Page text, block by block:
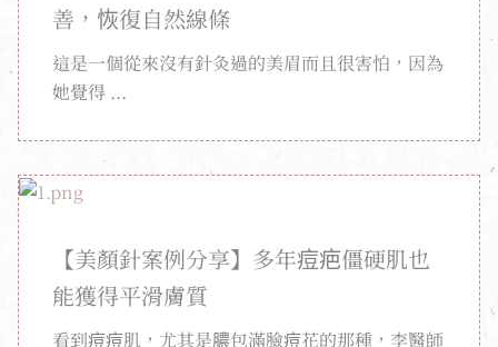
善，恢復自然線條
這是一個從來沒有針灸過的美眉而且很害怕，因為
她覺得 ...
【美顏針案例分享】多年痘疤僵硬肌也
能獲得平滑膚質
看到痘痘肌，尤其是膿包滿臉痘花的那種，李醫師